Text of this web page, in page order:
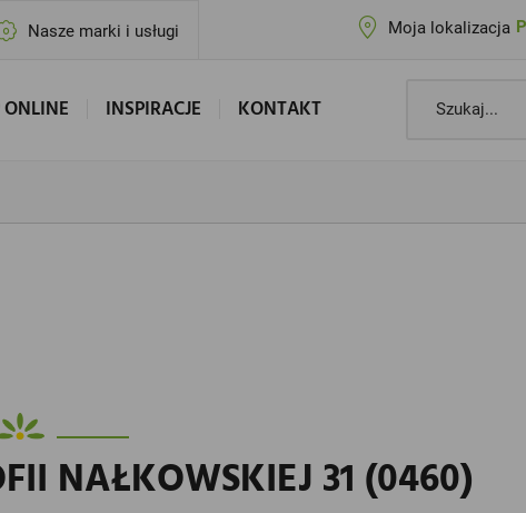
Nasze marki i usługi Moja lokalizacja
ONLINE INSPIRACJE KONTAKT
NAŁKOWSKIEJ 31 (0460)